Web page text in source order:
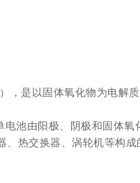
，是以固体氧化物为电解
池由阳极、阴极和固体
热交换器、涡轮机等构成